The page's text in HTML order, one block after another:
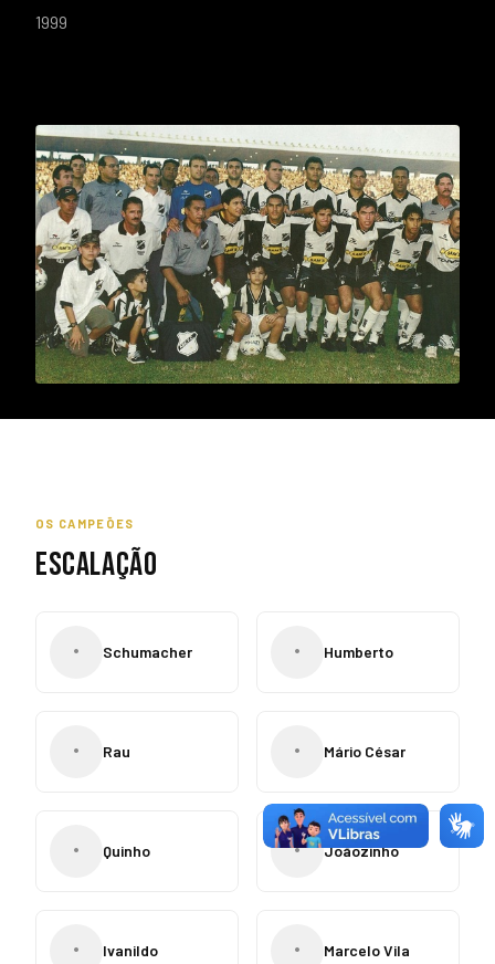
1999
OS CAMPEÕES
ESCALAÇÃO
• Schumacher • Humberto
• Rau • Mário César
• Quinho • Joãozinho
• Ivanildo • Marcelo Vila